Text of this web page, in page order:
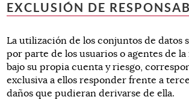
EXCLUSIÓN DE
La utilización de los conjuntos de datos
por parte de los usuarios o agentes de
bajo su propia cuenta y riesgo,
exclusiva a ellos responder frente a
daños que pudieran derivarse de ella.